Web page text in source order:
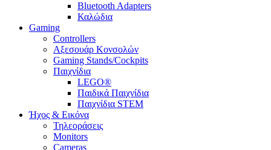
Bluetooth Adapters
Καλώδια
Gaming
Controllers
Αξεσουάρ Κονσολών
Gaming Stands/Cockpits
Παιχνίδια
LEGO®
Παιδικά Παιχνίδια
Παιχνίδια STEM
Ήχος & Εικόνα
Τηλεοράσεις
Monitors
Cameras